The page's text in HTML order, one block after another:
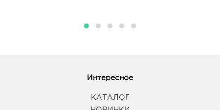
Интересное
КАТАЛОГ